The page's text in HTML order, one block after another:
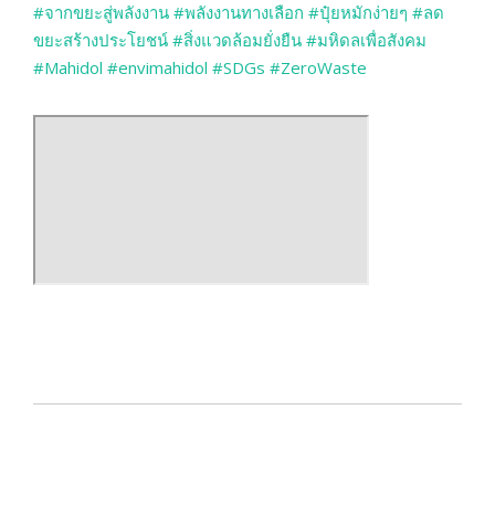
#จากขยะสู่พลังงาน #พลังงานทางเลือก #ปุ๋ยหมักง่ายๆ #ลด
ขยะสร้างประโยชน์ #สิ่งแวดล้อมยั่งยืน #มหิดลเพื่อสังคม
#Mahidol #envimahidol #SDGs #ZeroWaste